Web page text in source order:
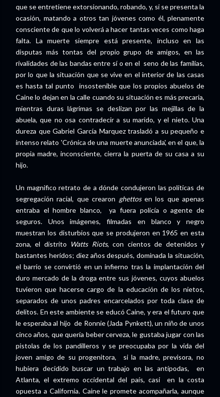
que se entretiene extorsionando, robando, y, si se presenta la
ocasión, matando a otros tan jóvenes como él, plenamente
consciente de que lo volverá a hacer tantas veces como haga
falta. La muerte siempre está presente, incluso en las
disputas más tontas del propio grupo de amigos, en las
rivalidades de las bandas entre sí o en el seno de las familias,
por lo que la situación que se vive en el interior de las casas
es hasta tal punto insostenible que los propios abuelos de
Caine lo dejan en la calle cuando su situación es más precaria,
mientras duras lágrimas se deslizan por las mejillas de la
abuela, que no osa contradecir a su marido, y el nieto. Una
dureza que Gabriel García Marquez trasladó a su pequeño e
intenso relato 'Crónica de una muerte anunciada', en el que, la
propia madre, inconsciente, cierra la puerta de su casa a su
hijo.
Un magnifico retrato de a dónde condujeron las políticas de
segregación racial, que crearon ghettosen los que apenas
entraba el hombre blanco, ya fuera policía o agente de
seguros. Unos imágenes, filmadas en blanco y negro
muestran los disturbios que se produjeron en 1965 en esta
zona, el distrito Watts Riots, con cientos de detenidos y
bastantes heridos; diez años después, dominada la situación,
el barrio se convirtió en un infierno tras la implantación del
duro mercado de la droga entre sus jóvenes, cuyos abuelos
tuvieron que hacerse cargo de la educación de los nietos,
separados de unos padres encarcelados por toda clase de
delitos. En este ambiente se educó Caine, y era el futuro que
le esperaba al hijo de Ronnie (Jada Pynkett), un niño de unos
cinco años, que quería beber cerveza, le gustaba jugar con las
pistolas de los pandilleros y se preocupaba por la vida del
joven amigo de su progenitora, si la madre, previsora, no
hubiera decidido buscar un trabajo en las antípodas, en
Atlanta, el extremo occidental del país, casi en la costa
opuesta a California. Caine le promete acompañarla, aunque